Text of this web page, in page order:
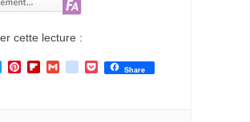
cette lecture :
T
P
F
P
Share